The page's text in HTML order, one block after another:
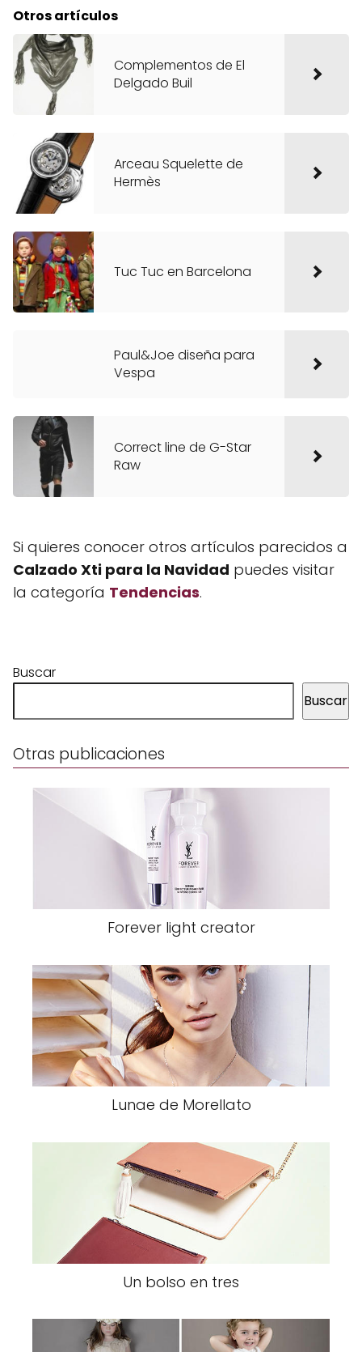
Otros artículos
Complementos de El
Delgado Buil
Arceau Squelette de
Hermès
Tuc Tuc en Barcelona
Paul&Joe diseña para
Vespa
Correct line de G-Star
Raw
Si quieres conocer otros artículos parecidos a
Calzado Xti para la Navidad puedes visitar
la categoría Tendencias.
Buscar
Buscar
Otras publicaciones
Forever light creator
Lunae de Morellato
Un bolso en tres